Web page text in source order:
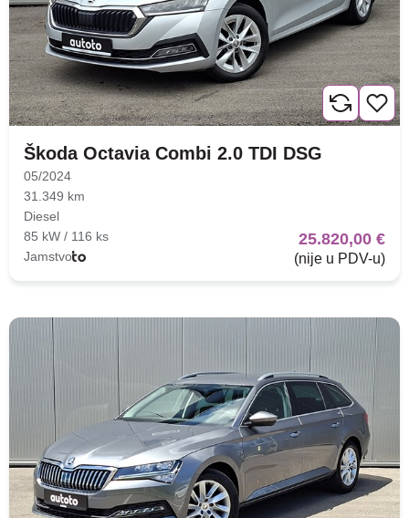
Škoda Octavia Combi 2.0 TDI DSG
05/2024
31.349 km
Diesel
85 kW / 116 ks
Jamstvo
25.820,00 €
(nije u PDV-u)